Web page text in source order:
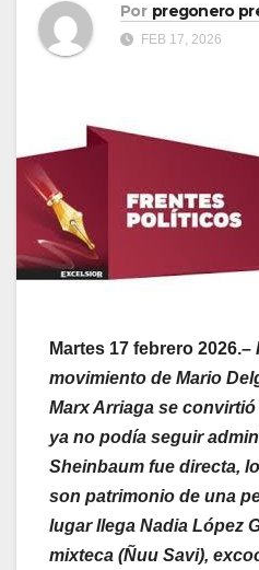
Por pregonero
FEB 17, 2026
Martes 17 febrero 2026.–
movimiento de Mario
Marx Arriaga se
ya no podía seguir
Sheinbaum fue directa,
son patrimonio de una
lugar llega Nadia López
mixteca (Ñuu Savi),